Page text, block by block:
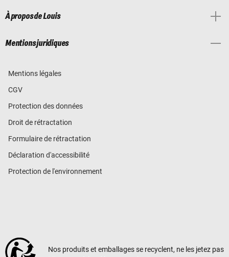
À propos de Louis
Mentions juridiques
Mentions légales
CGV
Protection des données
Droit de rétractation
Formulaire de rétractation
Déclaration d'accessibilité
Protection de l'environnement
Nos produits et emballages se recyclent, ne les jetez pas